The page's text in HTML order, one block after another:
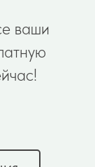
ваши